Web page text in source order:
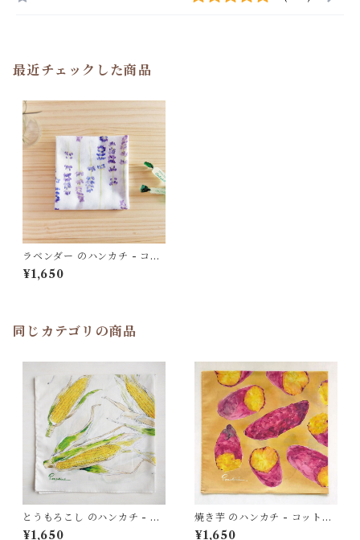
最近チェックした商品
ラベンダー のハンカチ - コッ
トン・すこし大きめ - スカー
フにも HC08
¥1,650
同じカテゴリの商品
とうもろこし のハンカチ - コ
ットン・すこし大きめ - スカ
¥1,650
焼き芋 のハンカチ - コット
ン・すこし大きめ - スカーフ
¥1,650